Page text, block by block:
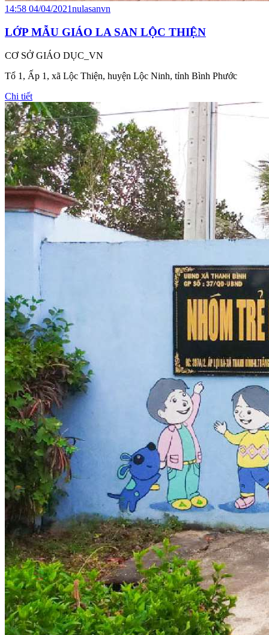
14:58 04/04/2021nulasanvn
LỚP MẪU GIÁO LA SAN LỘC THIỆN
CƠ SỞ GIÁO DỤC_VN
Tổ 1, Ấp 1, xã Lộc Thiện, huyện Lộc Ninh, tỉnh Bình Phước
Chi tiết